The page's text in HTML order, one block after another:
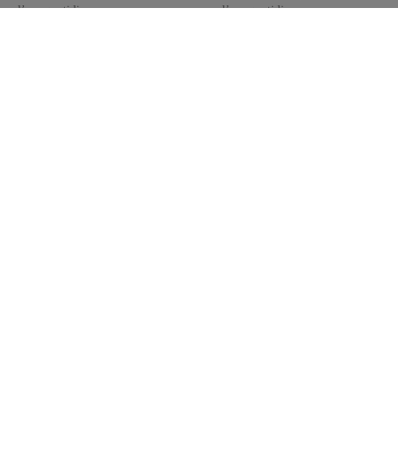
per l’uso quotidiano
per l’uso quotidiano